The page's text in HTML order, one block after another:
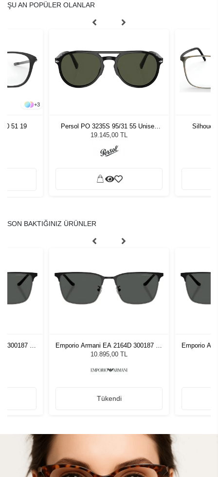
ŞU AN POPÜLER OLANLAR
+3
51 19
Persol PO 3235S 95/31 55 Unisex
Güneş Gözlüğü
19.145,00 TL
SON BAKTIĞINIZ ÜRÜNLER
300187 57
Emporio Armani EA 2164D 300187 57
Erkek Güneş Gözlüğü
10.895,00 TL
Tükendi
Emporio